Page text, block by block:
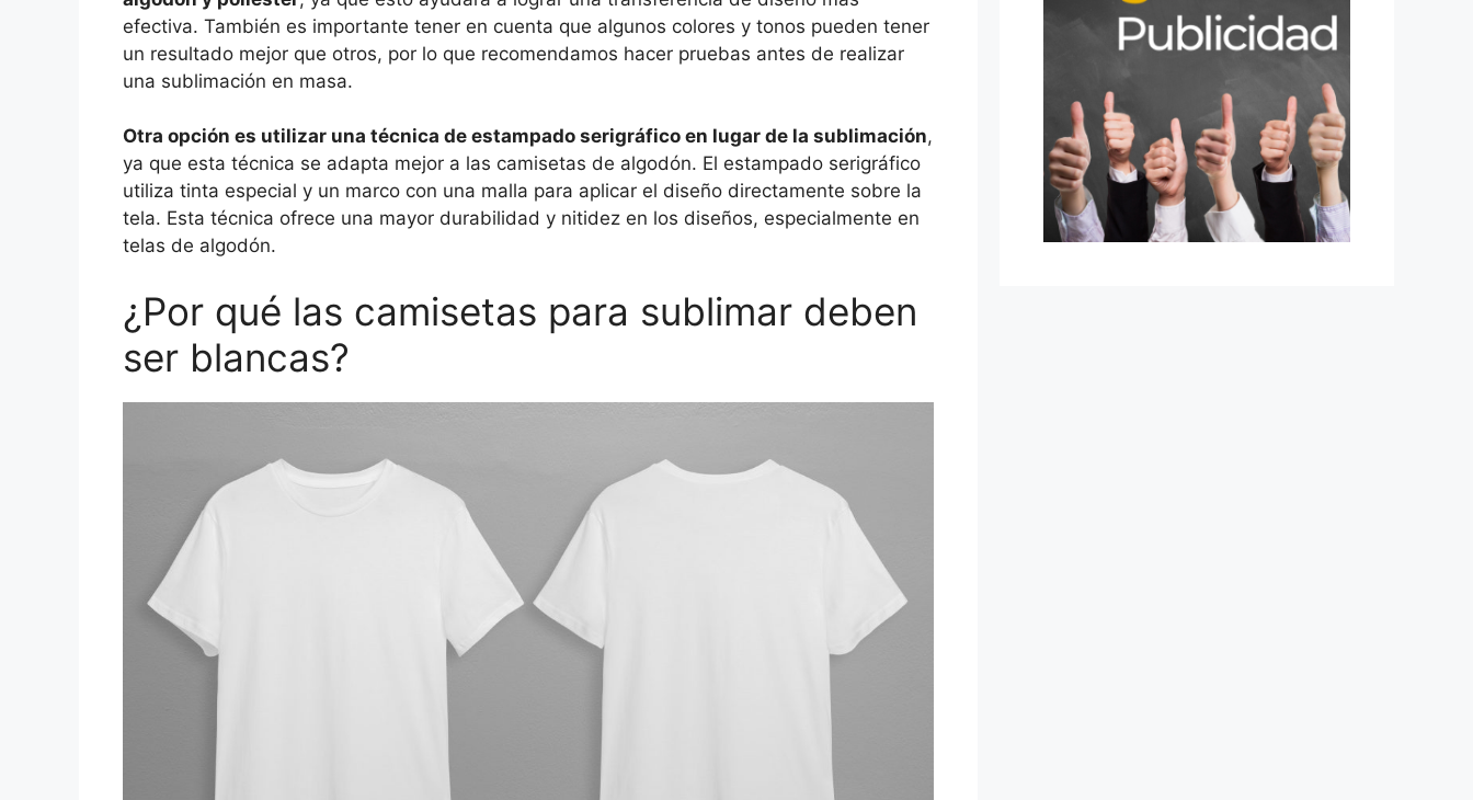
efectiva. También es importante tener en cuenta que algunos colores y tonos pueden tener
un resultado mejor que otros, por lo que recomendamos hacer pruebas antes de realizar
una sublimación en masa.
Otra opción es utilizar una técnica de estampado serigráfico en lugar de la sublimación,
ya que esta técnica se adapta mejor a las camisetas de algodón. El estampado serigráfico
utiliza tinta especial y un marco con una malla para aplicar el diseño directamente sobre la
tela. Esta técnica ofrece una mayor durabilidad y nitidez en los diseños, especialmente en
telas de algodón.
¿Por qué las camisetas para sublimar deben
ser blancas?